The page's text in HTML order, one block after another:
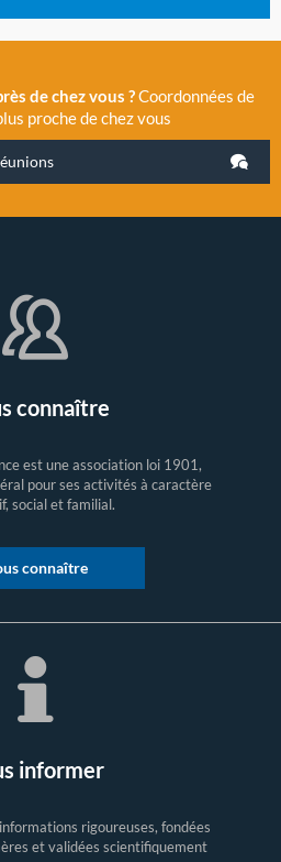
de chez vous ?Coordonnées de
proche de chez vous
connaître
est une association loi 1901,
pour ses activités à caractère
social et familial.
connaître
informer
rigoureuses, fondées
et validées scientifiquement